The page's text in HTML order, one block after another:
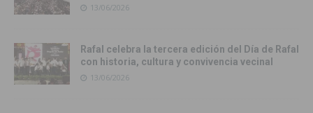
13/06/2026
Rafal celebra la tercera edición del Día de Rafal
con historia, cultura y convivencia vecinal
13/06/2026